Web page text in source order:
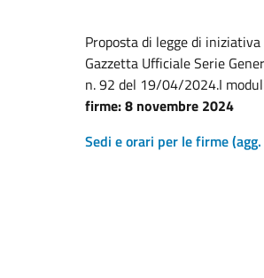
Proposta di legge di
Gazzetta Ufficiale Serie
n. 92 del 19/04/2024.I
firme: 8 novembre 2024
Sedi e orari per le firme